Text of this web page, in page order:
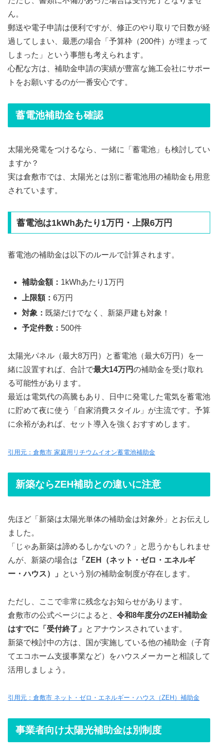
ん。
郵送や電子申請は便利ですが、修正のやり取りで日数が経
過してしまい、最悪の場合「予算枠（200件）が埋まって
しまった」という事態も考えられます。
心配な方は、補助金申請の実績が豊富な施工会社にサポー
トをお願いするのが一番安心です。
蓄電池補助金も確認
太陽光発電をつけるなら、一緒に「蓄電池」も検討してい
ますか？
実は倉敷市では、太陽光とは別に蓄電池用の補助金も用意
されています。
蓄電池は1kWhあたり1万円・上限6万円
蓄電池の補助金は以下のルールで計算されます。
補助金額： 1kWhあたり1万円
上限額：6万円
対象： 既築だけでなく、新築戸建も対象！
予定件数：500件
太陽光パネル（最大8万円）と蓄電池（最大6万円）を一
緒に設置すれば、合計で最大14万円の補助金を受け取れ
る可能性があります。
最近は電気代の高騰もあり、日中に発電した電気を蓄電池
に貯めて夜に使う「自家消費スタイル」が主流です。予算
に余裕があれば、セット導入を強くおすすめします。
引用元：倉敷市 家庭用リチウムイオン蓄電池補助金
新築ならZEH補助との違いに注意
先ほど「新築は太陽光単体の補助金は対象外」とお伝えし
ました。
「じゃあ新築は諦めるしかないの？」と思うかもしれませ
んが、新築の場合は 「ZEH（ネット・ゼロ・エネルギ
ー・ハウス）」
という別の補助金制度が存在します。
ただし、ここで非常に残念なお知らせがあります。
倉敷市の公式ページによると、 令和8年度分のZEH補助金
はすでに「受付終了」
とアナウンスされています。
新築で検討中の方は、国が実施している他の補助金（子育
てエコホーム支援事業など）をハウスメーカーと相談して
活用しましょう。
引用元：倉敷市 ネット・ゼロ・エネルギー・ハウス（ZEH）補助金
事業者向け太陽光補助金は別制度